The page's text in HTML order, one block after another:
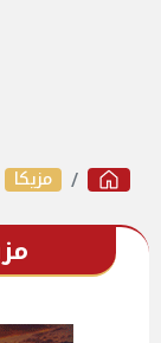
مزيكا